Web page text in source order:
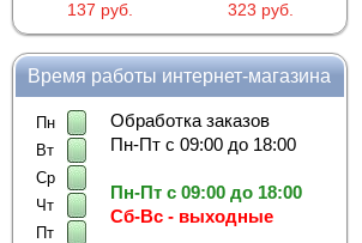
137 руб.
323 руб.
Время работы интернет-магазина
Пн
Вт
Ср
Чт
Пт
Обработка заказов
Пн-Пт с 09:00 до 18:00
Пн-Пт с 09:00 до 18:00
Сб-Вс - выходные